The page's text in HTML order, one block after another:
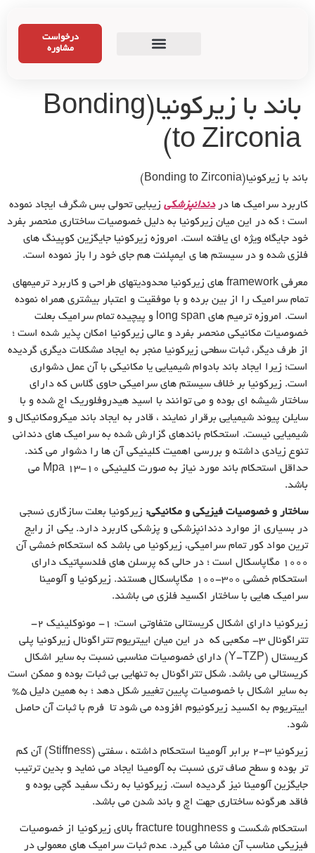
درخواست
مشاوره
باند با زیرکونیا(Bonding
to Zirconia)
باند با زیرکونیا(Bonding to Zirconia)
کاربرد سرامیک ها دردندانپزشکی زیبایی تحولی بس شگرف ایجاد نموده
است ؛ که در این میان زیرکونیا به دلیل خصوصیات ساختاری منحصر بفرد
خود جایگاه ویژه ای یافته است. امروزه زیرکونیا جایگزین کوپینگ های
فلزی شده و در سیستم ها ی ایمپلنت هم جای خود را باز نموده است.
معرفی framework های زیرکونیا محدودیتهای طراحی و کاربرد ترمیمهای
تمام سرامیک را از بین برده و با موفقیت و اعتبار بیشتری همراه نموده
است. امروزه ترمیم های long span و پیچیده تمام سرامیک بعلت
خصوصیات مکانیکی منحصر بفرد و عالی زیرکونیا امکان پذیر شده است ؛
از طرف دیگر، ثبات سطحی زیرکونیا منجر به ایجاد مشکلات دیگری گردیده
است؛ زیرا ایجاد باند بادوام شیمیایی یا مکانیکی با آن عمل دشواری
است. زیرکونیا بر خلاف سیستم های سرامیکی حاوی گلاس که دارای
ساختار شیشه ای بوده و می توانند با اسید هیدروفلوریک اچ شده و با
سایلن پیوند شیمیایی برقرار نمایند ، قادر به ایجاد باند میکرومکانیکال و
شیمیایی نیست. استحکام باندهای گزارش شده به سرامیک های دندانی
تنوع زیادی داشته و بررسی اهمیت کلینیکی آن ها را دشوار می کند.
حداقل استحکام باند مورد نیاز به صورت کلینیکی ۱۰-۱۳ Mpa می
باشد.
ساختار و خصوصیات فیزیکی و مکانیکی: زیرکونیا بعلت سازگاری نسجی
در بسیاری از موارد دندانپزشکی و پزشکی کاربرد دارد. یکی از رایج
ترین مواد کور تمام سرامیکی، زیرکونیا می باشد که استحکام خمشی آن
۱۰۰۰ مگاپاسکال است ؛ در حالی که پرسلن های فلدسپاتیک دارای
استحکام خمشی ۳۰۰-۱۰۰ مگاپاسکال هستند. زیرکونیا و آلومینا
سرامیک هایی با ساختار اکسید فلزی می باشند.
زیرکونیا دارای اشکال کریستالی متفاوتی است: ۱- مونوکلینیک ۲-
تتراگونال ۳- مکعبی که در این میان اییتریوم تتراگونال زیرکونیا پلی
کریستال (Y-TZP) دارای خصوصیات مناسبی نسبت به سایر اشکال
کریستالی می باشد. شکل تتراگونال به تنهایی بی ثبات بوده و ممکن است
به سایر اشکال با خصوصیات پایین تغییر شکل دهد ؛ به همین دلیل ۵%
اییتریوم به اکسید زیرکونیوم افزوده می شود تا فرم با ثبات آن حاصل
شود.
زیرکونیا ۳-۲ برابر آلومینا استحکام داشته ، سفتی (Stiffness) آن کم
تر بوده و سطح صاف تری نسبت به آلومینا ایجاد می نماید و بدین ترتیب
جایگزین آلومینا نیز گردیده است. زیرکونیا به رنگ سفید گچی بوده و
فاقد هرگونه ساختاری جهت اچ و باند شدن می باشد.
استحکام شکست و fracture toughness بالای زیرکونیا از خصوصیات
فیزیکی مناسب آن منشا می گیرد. عدم ثبات سرامیک های معمولی در